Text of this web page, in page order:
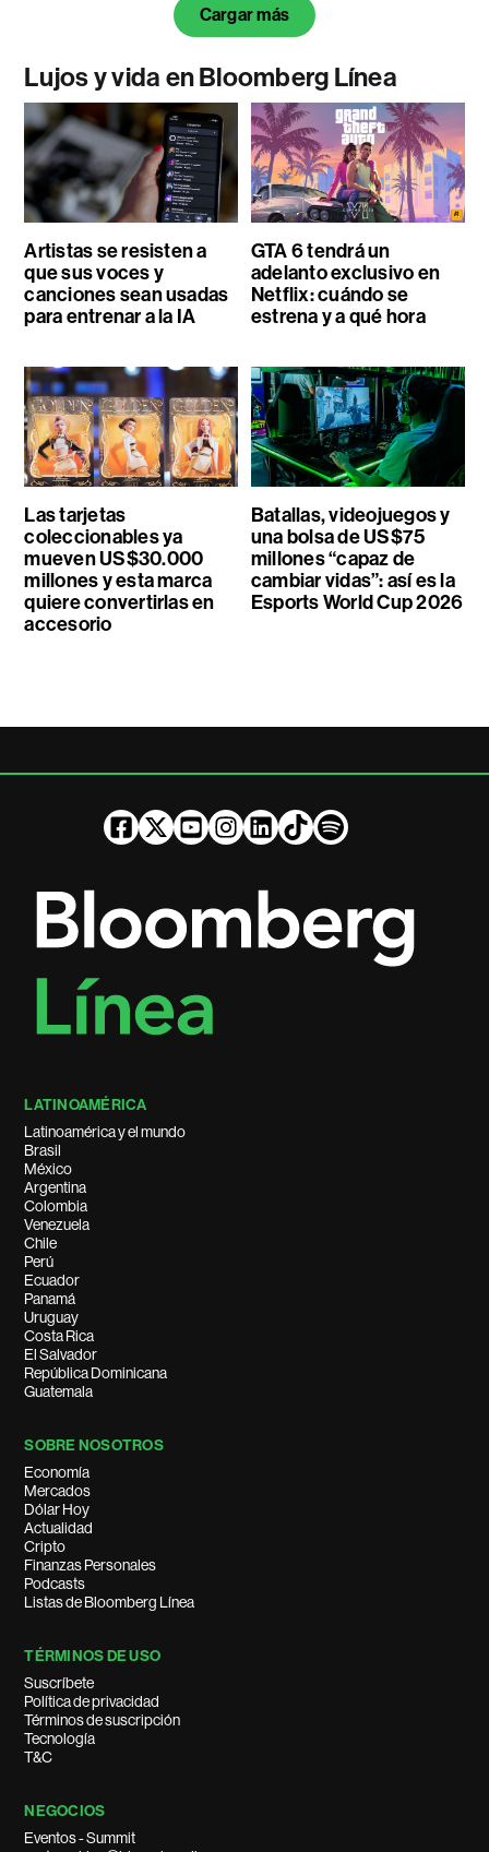
Cargar más
Lujos y vida en Bloomberg Línea
Artistas se resisten a
que sus voces y
canciones sean usadas
para entrenar a la IA
GTA 6 tendrá un
adelanto exclusivo en
Netflix: cuándo se
estrena y a qué hora
Las tarjetas
coleccionables ya
mueven US$30.000
millones y esta marca
quiere convertirlas en
accesorio
Batallas, videojuegos y
una bolsa de US$75
millones “capaz de
cambiar vidas”: así es la
Esports World Cup 2026
LATINOAMÉRICA
Latinoamérica y el mundo
Brasil
México
Argentina
Colombia
Venezuela
Chile
Perú
Ecuador
Panamá
Uruguay
Costa Rica
El Salvador
República Dominicana
Guatemala
SOBRE NOSOTROS
Economía
Mercados
Dólar Hoy
Actualidad
Cripto
Finanzas Personales
Podcasts
Listas de Bloomberg Línea
TÉRMINOS DE USO
Suscríbete
Política de privacidad
Términos de suscripción
Tecnología
T&C
NEGOCIOS
Eventos - Summit